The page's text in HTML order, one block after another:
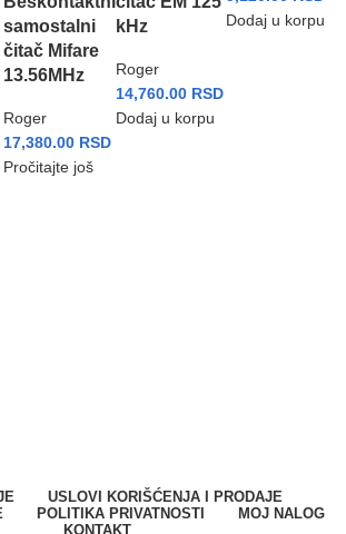
samostalni
čitač Mifare
13.56MHz
Roger
17,380.00 RSD
Pročitajte još
kHz
Roger
14,760.00 RSD
Dodaj u korpu
Dodaj u korpu
USLOVI KORIŠĆENJA I PRODAJE
POLITIKA PRIVATNOSTI
MOJ NALOG
KONTAKT